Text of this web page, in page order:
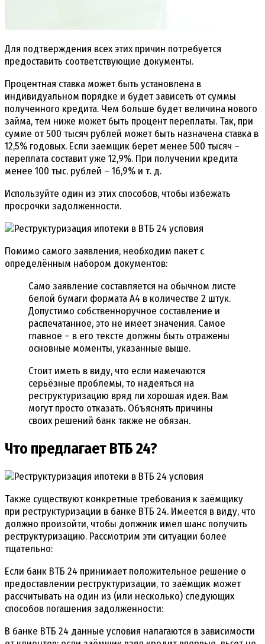
Для подтверждения всех этих причин потребуется
предоставить соответствующие документы.
Процентная ставка может быть установлена в
индивидуальном порядке и будет зависеть от суммы
полученного кредита. Чем больше будет величина нового
займа, тем ниже может быть процент переплаты. Так, при
сумме от 500 тысяч рублей может быть назначена ставка в
12,5% годовых. Если заемщик берет менее 500 тысяч –
переплата составит уже 12,9%. При получении кредита
менее 100 тыс. рублей – 16,9% и т. д.
Используйте один из этих способов, чтобы избежать
просрочки задолженности.
Помимо самого заявления, необходим пакет с
определённым набором документов:
Само заявление составляется на обычном листе
белой бумаги формата А4 в количестве 2 штук.
Допустимо собственноручное составление и
распечатанное, это не имеет значения. Самое
главное – в его тексте должны быть отражены
основные моменты, указанные выше.
Стоит иметь в виду, что если намечаются
серьёзные проблемы, то надеяться на
реструктуризацию вряд ли хорошая идея. Вам
могут просто отказать. Объяснять причины
своих решений банк также не обязан.
Что предлагает ВТБ 24?
Также существуют конкретные требования к заёмщику
при реструктуризации в банке ВТБ 24. Имеется в виду, что
должно произойти, чтобы должник имел шанс получить
реструктуризацию. Рассмотрим эти ситуации более
тщательно:
Если банк ВТБ 24 принимает положительное решение о
предоставлении реструктуризации, то заёмщик может
рассчитывать на один из (или несколько) следующих
способов погашения задолженности:
В банке ВТБ 24 данные условия налагаются в зависимости